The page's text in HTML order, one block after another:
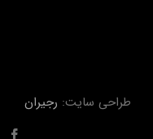
طراحی سایت: رجیران